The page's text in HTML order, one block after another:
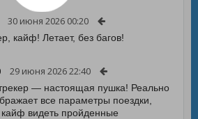
30 июня 2026 00:20
кайф! Летает, без багов!
29 июня 2026 22:40
— настоящая пушка! Реально
все параметры поездки,
видеть пройденные